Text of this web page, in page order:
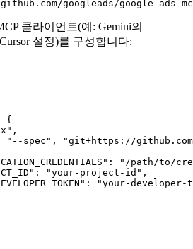
클라이언트(예: Gemini의
설정)를 구성합니다:
{
"--spec", "git+https://
"/path/to/
"your-project-id",
"your-developer-